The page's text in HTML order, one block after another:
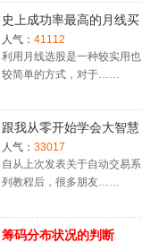
史上成功率最高的月线买
入法，精准高效筛选暴涨
牛股，堪称选股法宝！
人气： 41112
利用月线选股是一种较实用也
较简单的方式，对于……
跟我从零开始学会大智慧
股票池自动交易
人气： 33017
自从上次发表关于自动交易系
列教程后，很多朋友……
筹码分布状况的判断